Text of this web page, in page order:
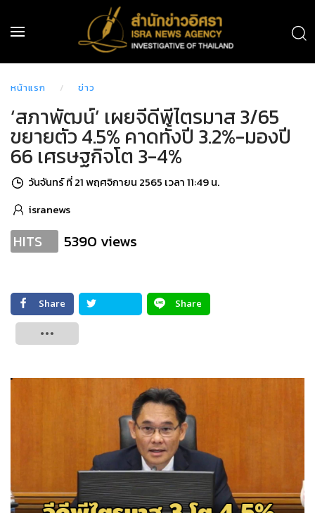
หน้าแรก ข่าว
‘สภาพัฒน์’ เผยจีดีพีไตรมาส 3/65
ขยายตัว 4.5% คาดทั้งปี 3.2%-มองปี
66 เศรษฐกิจโต 3-4%
วันจันทร์ ที่ 21 พฤศจิกายน 2565 เวลา 11:49 น.
isranews
HITS 5390 views
Share
Share